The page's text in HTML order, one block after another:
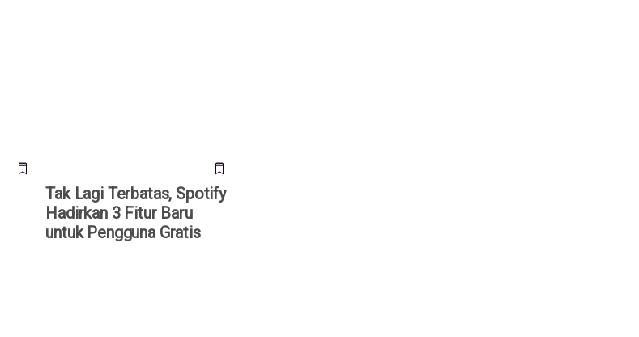
Tak Lagi Terbatas, Spotify
Hadirkan 3 Fitur Baru
untuk Pengguna Gratis